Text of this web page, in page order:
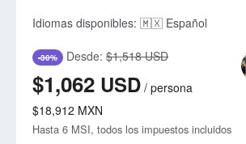
Idiomas disponibles: 🇲🇽 Español
-30% Desde: $1,518 USD
$1,062 USD / persona
$18,912 MXN
Hasta 6 MSI, todos los impuestos incluidos